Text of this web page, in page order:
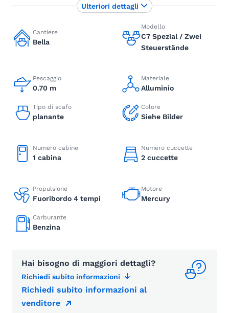
Cantiere
Bella
Modello
C7 Spezial / Zwei
Steuerstände
Pescaggio
0.70 m
Materiale
Alluminio
Tipo di scafo
planante
Colore
Siehe Bilder
Numero cabine
1 cabina
Numero cuccette
2 cuccette
Propulsione
Fuoribordo 4 tempi
Motore
Mercury
Carburante
Benzina
Hai bisogno di maggiori dettagli?
Richiedi subito informazioni
Richiedi subito informazioni al
venditore
Ulteriori dettagli